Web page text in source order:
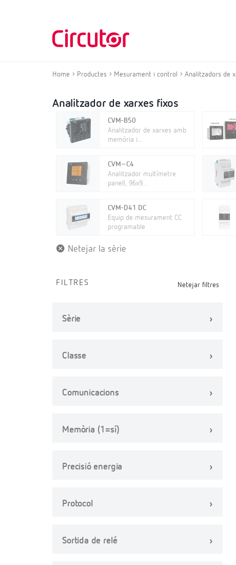
Home Productes Mesurament i control Analitzadors de
Analitzador de xarxes fixos
CVM-B50
Analitzador de xarxes amb
memòria i...
CVM–C4
Analitzador multímetre
panell, 96x9...
CVM-D41 DC
Equip de mesurament CC
programable
Netejar la sèrie
FILTRES Netejar filtres
Sèrie
Classe
Comunicacions
Memòria (1=sí)
Precisió energia
Protocol
Sortida de relé